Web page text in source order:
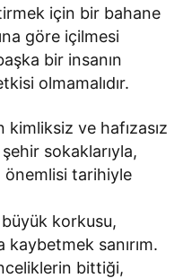
için bir bahane
göre içilmesi
bir insanın
olmamalıdır.
ve hafızasız
sokaklarıyla,
önemlisi tarihiyle
korkusu,
kaybetmek sanırım.
bittiği,